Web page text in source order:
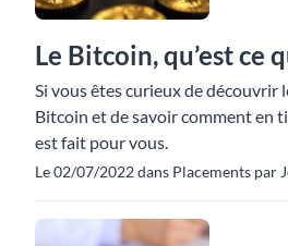
Le Bitcoin, qu’est ce
Si vous êtes curieux de
Bitcoin et de savoir comment en
est fait pour vous.
Le 02/07/2022 dans Placements par